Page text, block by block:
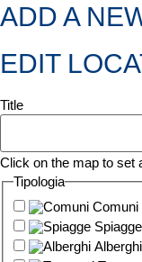
ADD A
EDIT
Title
Click on the map to set
Tipologia
Comuni
Spiagge
Alberghi